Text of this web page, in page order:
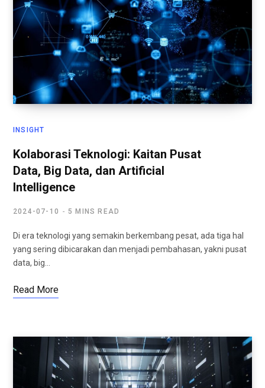
INSIGHT
Kolaborasi Teknologi: Kaitan Pusat
Data, Big Data, dan Artificial
Intelligence
2024-07-10 5 MINS READ
Di era teknologi yang semakin berkembang pesat, ada tiga hal
yang sering dibicarakan dan menjadi pembahasan, yakni pusat
data, big…
Read More